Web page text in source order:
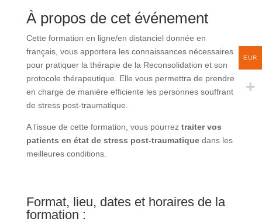
meilleures conditions.
Format, lieu, dates et horaires de la
formation :
Formateur:ALAIN BRUNET, professeur de psychiatrie
à l’Université McGill (Montréal, Canada)
Formation
en ligne via la plateforme Zoom
Durée :
2,5 jours
(16h de formation théorique + 4h de
consultation formelle)
Horaires (Heure Montréal) :
Jour 1 : 7h00 à 15h00
EUR